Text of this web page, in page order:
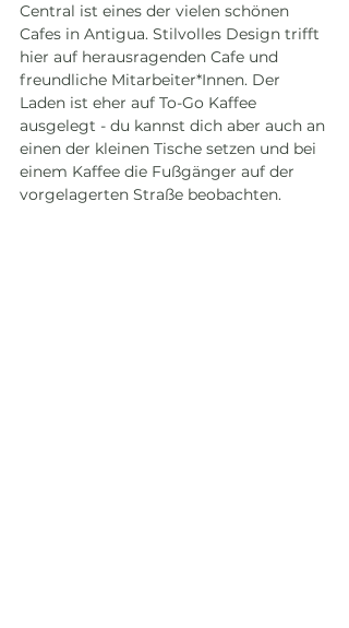
Central ist eines der vielen schönen
Cafes in Antigua. Stilvolles Design trifft
hier auf herausragenden Cafe und
freundliche Mitarbeiter*Innen. Der
Laden ist eher auf To-Go Kaffee
ausgelegt - du kannst dich aber auch an
einen der kleinen Tische setzen und bei
einem Kaffee die Fußgänger auf der
vorgelagerten Straße beobachten.